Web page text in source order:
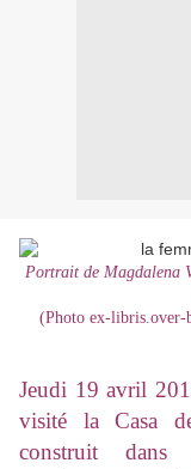
Portrait de Magdalena
(Photo ex-libris.over-
Jeudi 19 avril
visité la Casa
construit dans